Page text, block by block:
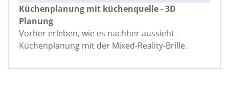
Küchenplanung mit küchenquelle - 3D
Planung
Vorher erleben, wie es nachher aussieht -
Küchenplanung mit der Mixed-Reality-Brille.